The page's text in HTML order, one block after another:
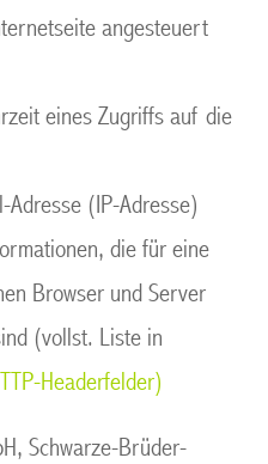
angesteuert
eines Zugriffs auf die
(IP-Adresse)
die für eine
Browser und Server
(vollst. Liste in
Headerfelder)
Schwarze-Brüder-